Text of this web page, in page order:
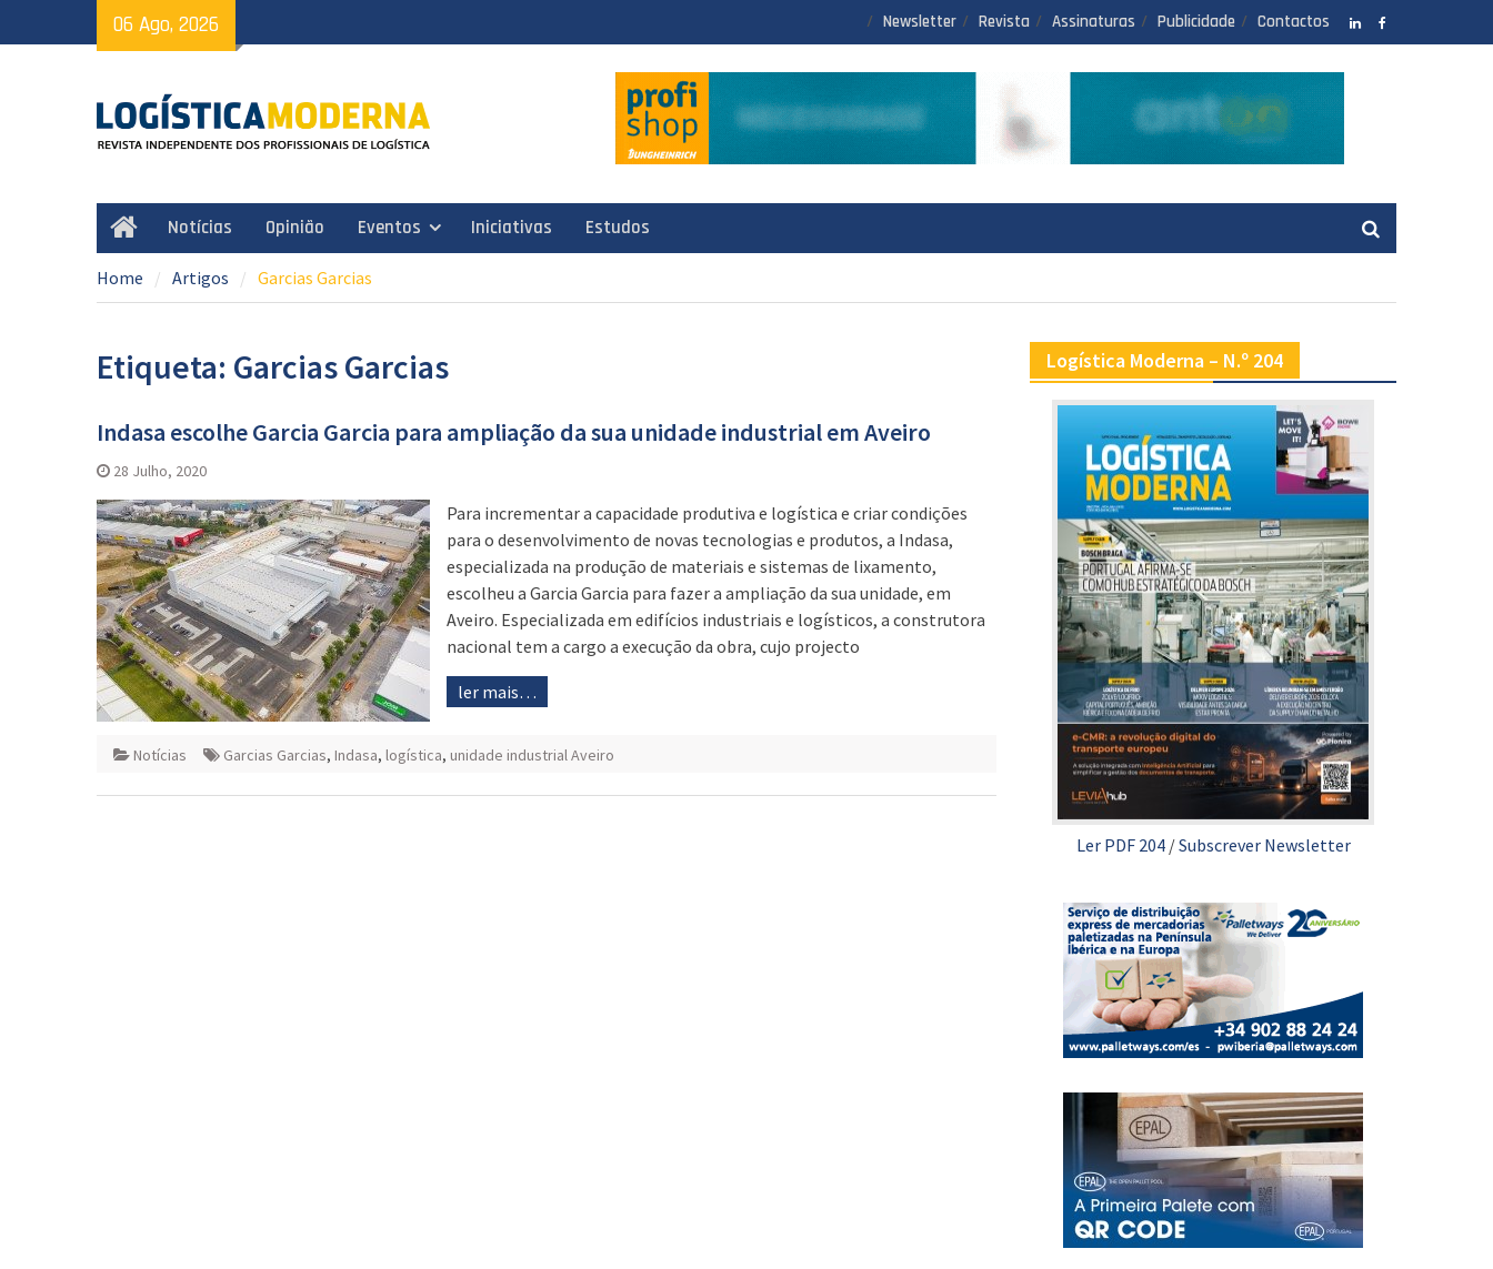
to
06 Ago, 2026 Newsletter Revista Assinaturas Publicidade Contactos
HomeNotícias Opinião Eventos Iniciativas Estudos
Home Artigos Garcias Garcias
Etiqueta: Garcias Garcias
Indasa escolhe Garcia Garcia para ampliação da sua unidade industrial em Aveiro
28 Julho, 2020
Para incrementar a capacidade produtiva e logística e criar condições
para o desenvolvimento de novas tecnologias e produtos, a Indasa,
especializada na produção de materiais e sistemas de lixamento,
escolheu a Garcia Garcia para fazer a ampliação da sua unidade, em
Aveiro. Especializada em edifícios industriais e logísticos, a construtora
nacional tem a cargo a execução da obra, cujo projecto
ler mais…
Notícias Garcias Garcias, Indasa, logística, unidade industrial Aveiro
Logística Moderna – N.º 204
Ler PDF 204/Subscrever Newsletter